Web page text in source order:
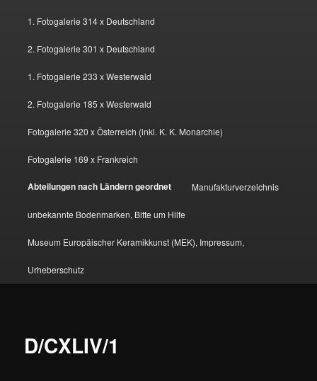
1. Fotogalerie 314 x Deutschland
2. Fotogalerie 301 x Deutschland
1. Fotogalerie 233 x Westerwald
2. Fotogalerie 185 x Westerwald
Fotogalerie 320 x Österreich (inkl. K. K. Monarchie)
Fotogalerie 169 x Frankreich
Abteilungen nach Ländern geordnet Manufakturverzeichnis
unbekannte Bodenmarken, Bitte um Hilfe
Museum Europäischer Keramikkunst (MEK), Impressum,
Urheberschutz
D/CXLIV/1